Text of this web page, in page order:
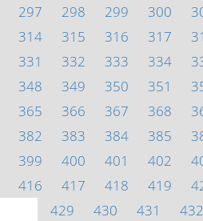
297 298 299 300
314 315 316 317
331 332 333 334
348 349 350 351
365 366 367 368
382 383 384 385
399 400 401 402
416 417 418 419
429
430 431 432